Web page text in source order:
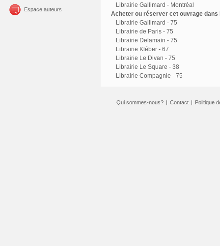
Espace auteurs
Librairie Gallimard - Montréal
Acheter ou réserver cet ouvrage
Librairie Gallimard - 75
Librairie de Paris - 75
Librairie Delamain - 75
Librairie Kléber - 67
Librairie Le Divan - 75
Librairie Le Square - 38
Librairie Compagnie - 75
Qui sommes-nous? | Contact | Politique